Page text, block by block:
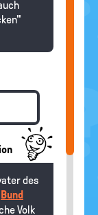
des
Bund
Volk